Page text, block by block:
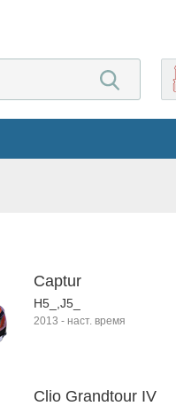
Captur
H5_,J5_
2013 - наст. время
Clio Grandtour IV